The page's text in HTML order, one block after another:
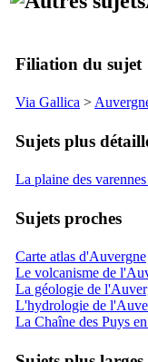
Filiation du sujet
Via Gallica >
Sujets plus
La plaine des
Sujets proches
Carte atlas d'Auvergne
Le volcanisme de
La géologie de
L'hydrologie de
La Chaîne des Puys